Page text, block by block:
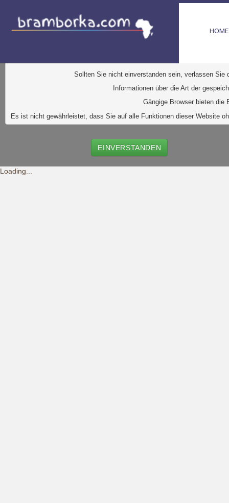
Diese Website verwendet Cookies. Dabei handelt es
Sollten Sie nicht einverstanden sein, verlassen
Informationen über die Art der
Gängige Browser bieten
Es ist nicht gewährleistet, dass Sie auf alle Funktionen dieser Website
EINVERSTANDEN
Loading...
HOME